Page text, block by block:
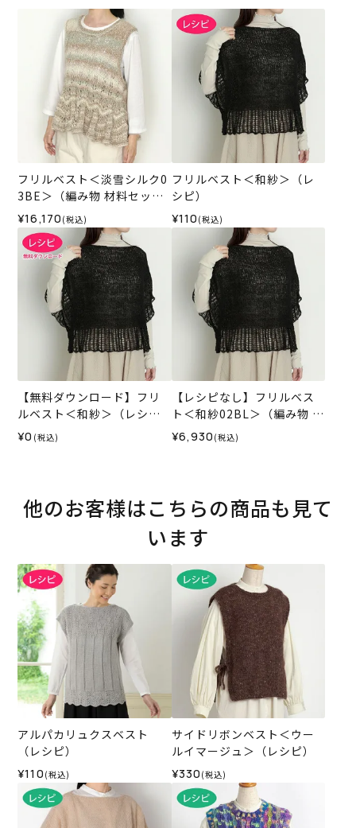
フリルベスト＜淡雪シルク0
3BE＞（編み物 材料セッ
ト）
¥16,170 (税込)
フリルベスト＜和紗＞（レ
シピ）
¥110 (税込)
【無料ダウンロード】フリ
ルベスト＜和紗＞（レシ
ピ）
¥0 (税込)
【レシピなし】フリルベス
ト＜和紗02BL＞（編み物 材
料セット）
¥6,930 (税込)
他のお客様はこちらの商品も見て
います
アルパカリュクスベスト
（レシピ）
¥110 (税込)
サイドリボンベスト＜ウー
ルイマージュ＞（レシピ）
¥330 (税込)